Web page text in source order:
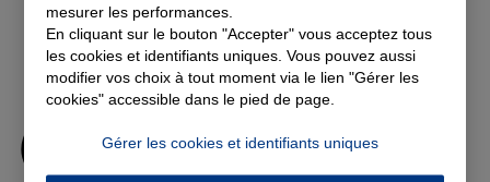
mesurer les performances.
En cliquant sur le bouton "Accepter" vous acceptez tous
les cookies et identifiants uniques. Vous pouvez aussi
modifier vos choix à tout moment via le lien "Gérer les
cookies" accessible dans le pied de page.
Gérer les cookies et identifiants uniques